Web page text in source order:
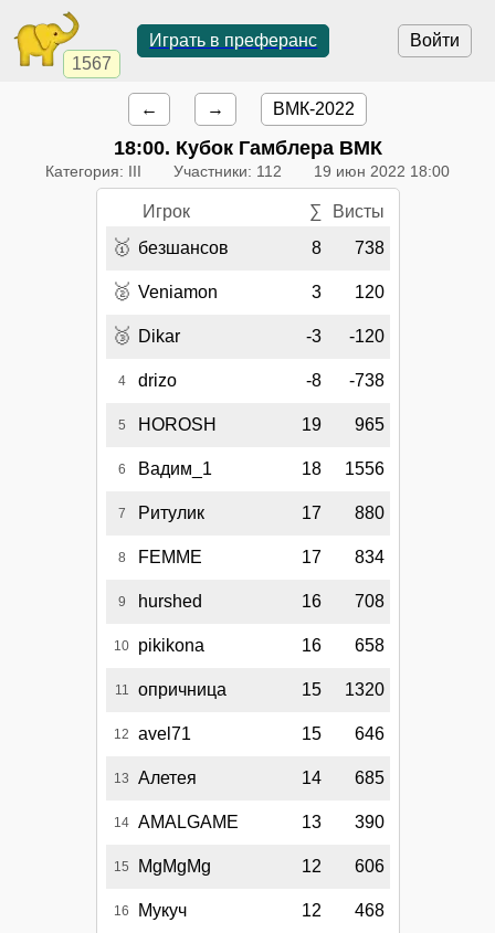
1567
Войти
Играть в преферанс
← → ВМК-2022
18:00. Кубок Гамблера ВМК
Категория: III Участники: 112 19 июн 2022 18:00
Игрок ∑ Висты
🥇 безшансов 8 738
🥈 Veniamon 3 120
🥉 Dikar -3 -120
4 drizo -8 -738
5 HOROSH 19 965
6 Вадим_1 18 1556
7 Ритулик 17 880
8 FEMME 17 834
9 hurshed 16 708
10 pikikona 16 658
11 опричница 15 1320
12 avel71 15 646
13 Алетея 14 685
14 AMALGAME 13 390
15 MgMgMg 12 606
16 Мукуч 12 468